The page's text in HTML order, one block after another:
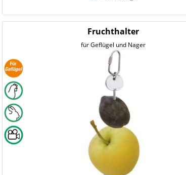
Fruchthalter
für Geflügel und Nager